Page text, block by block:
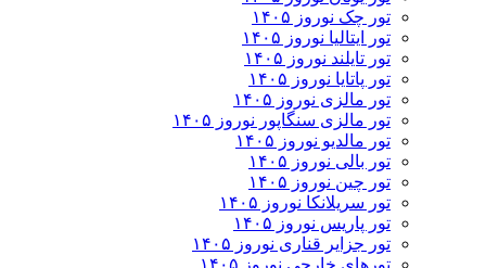
تور چک نوروز ۱۴۰۵
تور ایتالیا نوروز ۱۴۰۵
تور تایلند نوروز ۱۴۰۵
تور پاتایا نوروز ۱۴۰۵
تور مالزی نوروز ۱۴۰۵
تور مالزی سنگاپور نوروز ۱۴۰۵
تور مالدیو نوروز ۱۴۰۵
تور بالی نوروز ۱۴۰۵
تور چين نوروز ۱۴۰۵
تور سریلانکا نوروز ۱۴۰۵
تور پاریس نوروز ۱۴۰۵
تور جزایر قناری نوروز ۱۴۰۵
تورهای خارجی نوروز ۱۴۰۵